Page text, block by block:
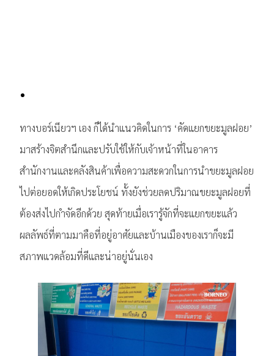
ทางบอร์เนียวฯ เอง ก็ได้นำแนวคิดในการ ‘คัดแยกขยะมูลฝอย’
มาสร้างจิตสำนึกและปรับใช้ให้กับเจ้าหน้าที่ในอาคาร
สำนักงานและคลังสินค้าเพื่อความสะดวกในการนำขยะมูลฝอย
ไปต่อยอดให้เกิดประโยชน์ ทั้งยังช่วยลดปริมาณขยะมูลฝอยที่
ต้องส่งไปกำจัดอีกด้วย สุดท้ายเมื่อเรารู้จักที่จะแยกขยะแล้ว
ผลลัพธ์ที่ตามมาคือที่อยู่อาศัยและบ้านเมืองของเราก็จะมี
สภาพแวดล้อมที่ดีและน่าอยู่นั่นเอง